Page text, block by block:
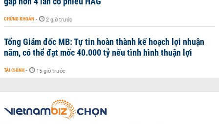
CHỨNG KHOÁN - 2 giờ trước
Tổng Giám đốc MB: Tự tin hoàn thành kế hoạch lợi nhuận
năm, có thể đạt mốc 40.000 tỷ nếu tình hình thuận lợi
TÀI CHÍNH - 15 giờ trước